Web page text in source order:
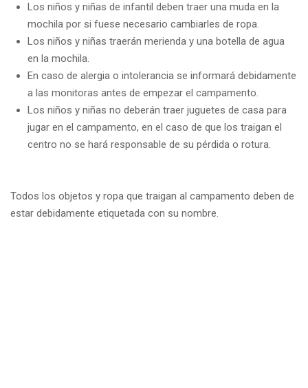
Los niños y niñas de infantil deben traer una muda en la
mochila por si fuese necesario cambiarles de ropa.
Los niños y niñas traerán merienda y una botella de agua
en la mochila.
En caso de alergia o intolerancia se informará debidamente
a las monitoras antes de empezar el campamento.
Los niños y niñas no deberán traer juguetes de casa para
jugar en el campamento, en el caso de que los traigan el
centro no se hará responsable de su pérdida o rotura.
Todos los objetos y ropa que traigan al campamento deben de
estar debidamente etiquetada con su nombre.